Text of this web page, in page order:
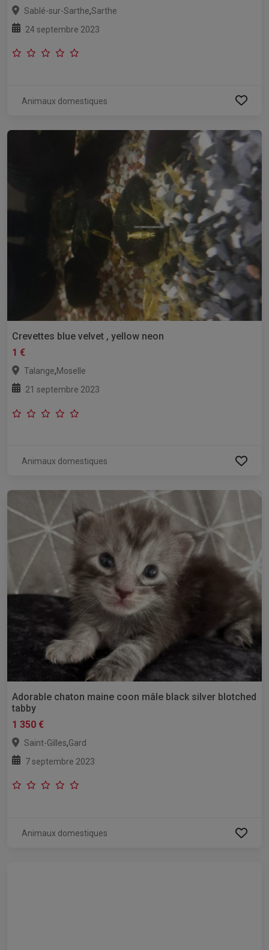
Sablé-sur-Sarthe,Sarthe
24 septembre 2023
Animaux domestiques
Crevettes blue velvet , yellow neon
1 €
Talange,Moselle
21 septembre 2023
Animaux domestiques
Adorable chaton maine coon mâle black silver blotched
tabby
1 350 €
Saint-Gilles,Gard
7 septembre 2023
Animaux domestiques